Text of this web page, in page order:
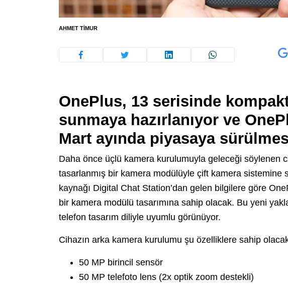
AHMET TIMUR
OnePlus, 13 serisinde
sunmaya hazırlanıyor ve
Mart ayında piyasaya
Daha önce üçlü kamera kurulumuyla geleceği söylenen
tasarlanmış bir kamera modülüyle çift kamera sistemine
kaynağı Digital Chat Station’dan gelen bilgilere göre
bir kamera modülü tasarımına sahip olacak. Bu yeni
telefon tasarım diliyle uyumlu görünüyor.
Cihazın arka kamera kurulumu şu özelliklere sahip
50 MP birincil sensör
50 MP telefoto lens (2x optik zoom destekli)